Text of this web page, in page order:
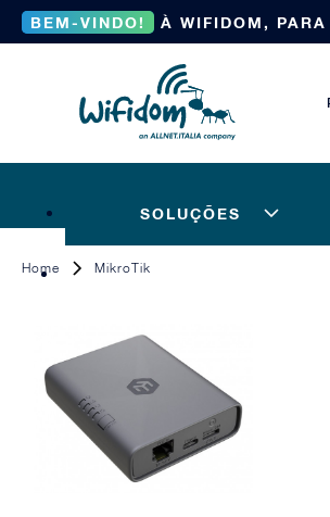
BEM-VINDO! À WIFIDOM,
SOLUÇÕES
Home MikroTik